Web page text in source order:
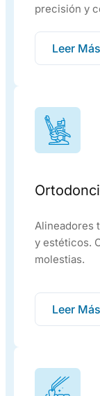
precisión y
Leer Más
Alineadores
y estéticos.
molestias.
Leer Más